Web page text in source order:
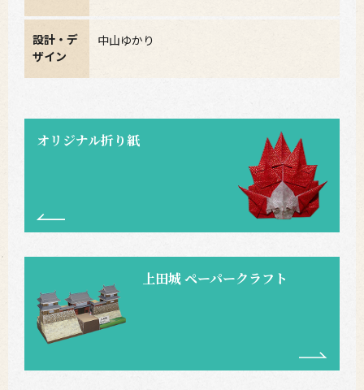
設計・デ
ザイン
中山ゆかり
オリジナル折り紙
上田城 ペーパークラフト